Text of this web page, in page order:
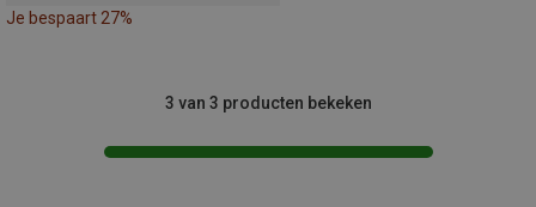
Je bespaart 27%
3 van 3 producten bekeken